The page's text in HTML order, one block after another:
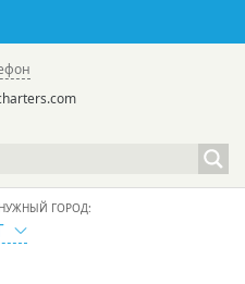
| в России:
ГОРОД: